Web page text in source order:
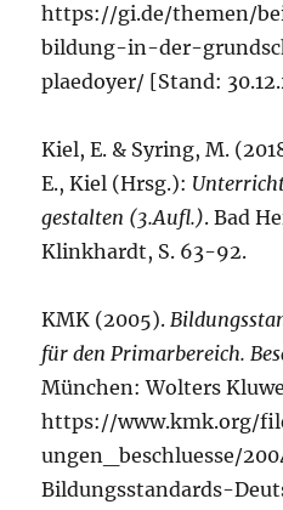
https://gi.de/themen/
bildung-in-der-
plaedoyer/ [Stand:
Kiel, E. & Syring, M.
E., Kiel (Hrsg.):
gestalten (3.Aufl.). Bad
Klinkhardt, S. 63-92.
KMK (2005).
für den Primarbereich.
München: Wolters
https://www.kmk.org/
ungen_beschluesse/
Bildungsstandards-